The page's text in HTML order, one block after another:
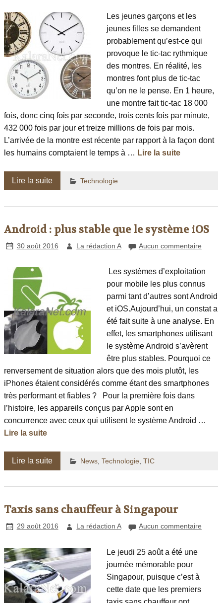
Les jeunes garçons et les
jeunes filles se demandent
probablement qu’est-ce qui
provoque le tic-tac rythmique
des montres. En réalité, les
montres font plus de tic-tac
qu’on ne le pense. En 1 heure,
une montre fait tic-tac 18 000
fois, donc cinq fois par seconde, trois cents fois par minute,
432 000 fois par jour et treize millions de fois par mois.
L’arrivée de la montre est récente par rapport à la façon dont
les humains comptaient le temps à … Lire la suite
Lire la suite Technologie
Android : plus stable que le système iOS
30 août 2016 La rédaction A Aucun commentaire
Les systèmes d’exploitation
pour mobile les plus connus
parmi tant d’autres sont Android
et iOS.Aujourd’hui, un constat a
été fait suite à une analyse. En
effet, les smartphones utilisant
le système Android s’avèrent
être plus stables. Pourquoi ce
renversement de situation alors que des mois plutôt, les
iPhones étaient considérés comme étant des smartphones
très performant et fiables ? Pour la première fois dans
l’histoire, les appareils conçus par Apple sont en
concurrence avec ceux qui utilisent le système Android …
Lire la suite
Lire la suite News, Technologie TIC
Taxis sans chauffeur à Singapour
29 août 2016 La rédaction A Aucun commentaire
Le jeudi 25 août a été une
journée mémorable pour
Singapour, puisque c’est à
cette date que les premiers